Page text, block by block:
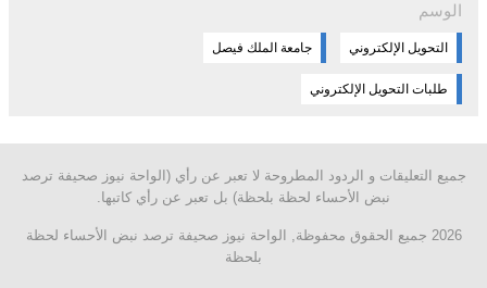
الوسم
التحويل الإلكتروني جامعة الملك فيصل
طلبات التحويل الإلكتروني
جميع التعليقات و الردود المطروحة لا تعبر عن رأي (الواحة نيوز صحيفة ترصد
نبض الأحساء لحظة بلحظة) بل تعبر عن رأي كاتبها.
2026 جميع الحقوق محفوظة, الواحة نيوز صحيفة ترصد نبض الأحساء لحظة
بلحظة